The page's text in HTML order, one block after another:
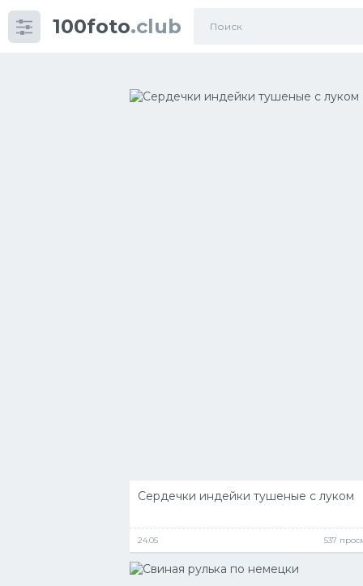
100foto.club
Сердечки индейки тушеные с луком
24.05 537